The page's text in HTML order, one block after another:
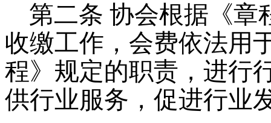
第二条 协会根据《章
收缴工作，会费依法用
程》规定的职责，进行
供行业服务，促进行业